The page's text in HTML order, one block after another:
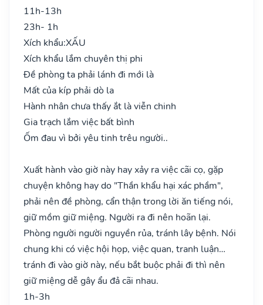
11h-13h
23h- 1h
Xích khẩu:XẤU
Xích khẩu lắm chuyên thị phi
Đề phòng ta phải lánh đi mới là
Mất của kíp phải dò la
Hành nhân chưa thấy ắt là viễn chinh
Gia trạch lắm việc bất bình
Ốm đau vì bởi yêu tinh trêu người..
Xuất hành vào giờ này hay xảy ra việc cãi cọ, gặp
chuyện không hay do "Thần khẩu hại xác phầm",
phải nên đề phòng, cẩn thận trong lời ăn tiếng nói,
giữ mồm giữ miệng. Người ra đi nên hoãn lại.
Phòng người người nguyền rủa, tránh lây bệnh. Nói
chung khi có việc hội họp, việc quan, tranh luận…
tránh đi vào giờ này, nếu bắt buộc phải đi thì nên
giữ miệng dễ gây ẩu đả cãi nhau.
1h-3h